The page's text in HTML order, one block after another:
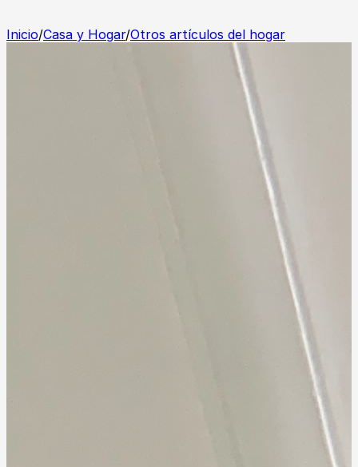
Inicio/Casa y Hogar/Otros artículos del hogar